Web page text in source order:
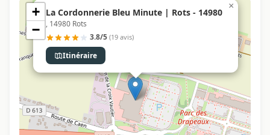
La Cordonnerie Bleu Minute | Rots - 14980
, 14980 Rots
3.8/5 (19 avis)
Itinéraire
×
+
−